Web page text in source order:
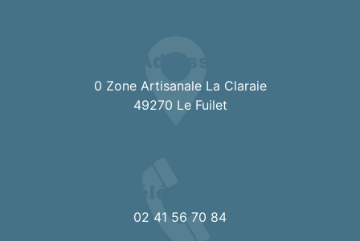
0 Zone Artisanale La Claraie
49270 Le Fuilet
02 41 56 70 84